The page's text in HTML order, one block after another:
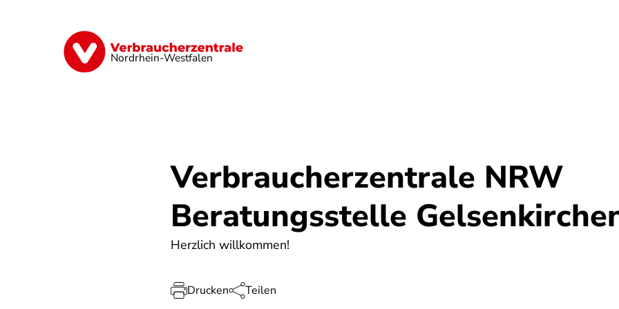
Nordrhein-Westfalen
Finanzen Digitales Lebensmittel
Verbraucherzentrale NRW
Beratungsstelle
Herzlich willkommen!
Drucken Teilen